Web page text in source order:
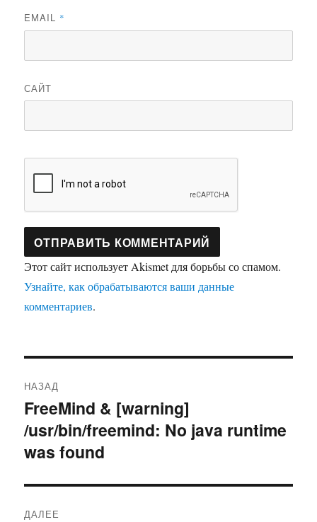
EMAIL *
САЙТ
Этот сайт использует Akismet для борьбы со спамом.
Узнайте, как обрабатываются ваши данные
комментариев.
по
записям
НАЗАД
Предыдущая
запись:
FreeMind & [warning]
/usr/bin/freemind: No java runtime
was found
ДАЛЕЕ